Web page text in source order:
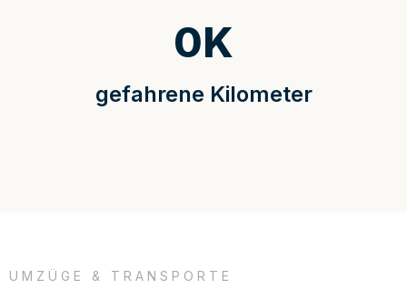
gefahrene Kilometer
0K
UMZÜGE & TRANSPORTE